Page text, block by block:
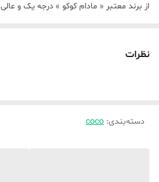
از برند معتبر « مادام کوکو » درجه یک و عالی
نظرات
دسته‌بندی:
coco